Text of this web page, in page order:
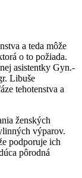
a teda môže
o to požiada.
asistentky Gyn.-
Libuše
tehotenstva a
ženských
výparov.
podporuje ich
pôrodná